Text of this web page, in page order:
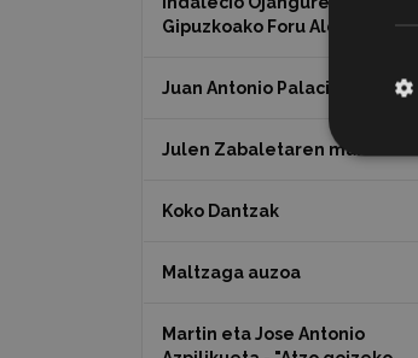
Gipuzkoako Foru Aldundia
Juan Antonio Palacios HARRIA
Julen Zabaletaren marrazkiak
Koko Dantzak
Maltzaga auzoa
Martin eta Jose Antonio